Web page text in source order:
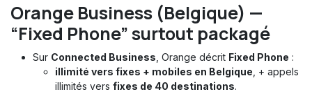
Orange Business (Belgique) —
“Fixed Phone” surtout packagé
Sur Connected Business, Orange décrit Fixed Phone :
illimité vers fixes + mobiles en Belgique, + appels
illimités vers fixes de 40 destinations.